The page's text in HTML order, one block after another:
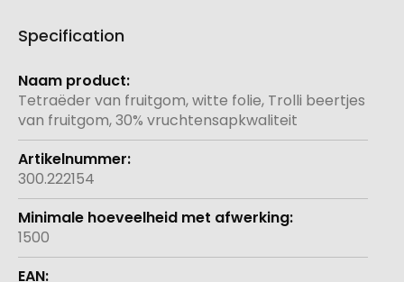
Specification
Meer
informatie
Tetraëder van fruitgom, witte folie, Trolli beertjes
van fruitgom, 30% vruchtensapkwaliteit
300.222154
1500